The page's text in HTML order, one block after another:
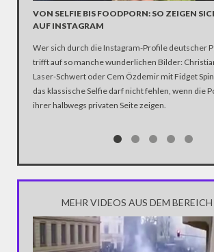
VON SELFIE BIS FOODPORN: SO ZEIGEN
AUF INSTAGRAM
Wer sich durch die Instagram-Profile deutscher
trifft auf so manche wunderlichen Bilder:
Laser-Schwert oder Cem Özdemir mit Fidget
das klassische Selfie darf nicht fehlen, wenn die
ihrer halbwegs privaten Seite zeigen.
MEHR VIDEOS AUS DEM